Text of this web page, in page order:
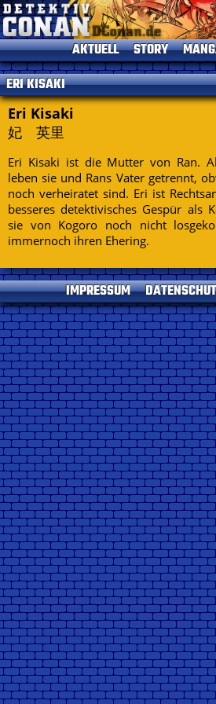
AKTUELL
News
TV-Programm
Seitenhistorie
Datenschutz
Kontakt
Impressum
STORY
Einleitung
Charaktere
ERI KISAKI
Eri Kisaki
妃 英里
Eri Kisaki ist die Mutter von Ran.
leben sie und Rans Vater getrennt,
noch verheiratet sind. Eri ist
besseres detektivisches Gespür als
sie von Kogoro noch nicht
immernoch ihren Ehering.
IMPRESSUM